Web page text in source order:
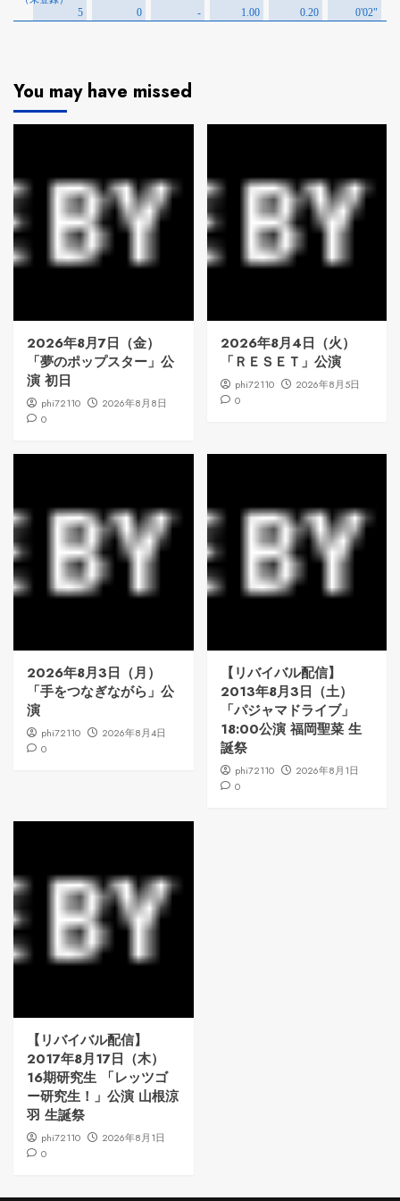
You may have missed
2026年8月7日（金）
「夢のポップスター」公
演 初日
phi72110
2026年8月8日
0
2026年8月4日（火）
「ＲＥＳＥＴ」公演
phi72110
2026年8月5日
0
2026年8月3日（月）
「手をつなぎながら」公
演
phi72110
2026年8月4日
0
【リバイバル配信】
2013年8月3日（土）
「パジャマドライブ」
18:00公演 福岡聖菜 生
誕祭
phi72110
2026年8月1日
0
【リバイバル配信】
2017年8月17日（木）
16期研究生 「レッツゴ
ー研究生！」公演 山根涼
羽 生誕祭
phi72110
2026年8月1日
0